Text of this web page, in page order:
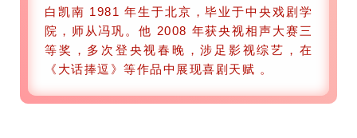
白凯南 1981 年生于北京，毕业于中央戏剧学
院，师从冯巩。他 2008 年获央视相声大赛三
等奖，多次登央视春晚，涉足影视综艺，在
《大话捧逗》等作品中展现喜剧天赋 。